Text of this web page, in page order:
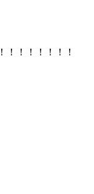
！！！！！！！